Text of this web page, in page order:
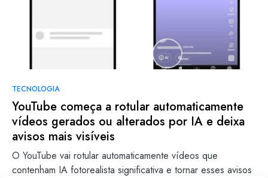
TECNOLOGIA
YouTube começa a rotular automaticamente
vídeos gerados ou alterados por IA e deixa
avisos mais visíveis
O YouTube vai rotular automaticamente vídeos que
contenham IA fotorealista significativa e tornar esses avisos